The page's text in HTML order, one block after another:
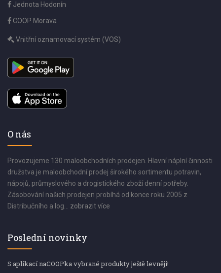
Jednota Hodonín
COOP Morava
Vnitřní oznamovací systém (VOS)
O nás
Provozujeme 130 maloobchodních prodejen. Hlavní náplní činnosti
družstva je maloobchodní prodej širokého sortimentu potravin,
nápojů, průmyslového a drogistického zboží denní potřeby.
Zásobování našich prodejen probíhá od konce roku 2005 z
Distribučního a log... zobrazit více
Poslední novinky
S aplikací naCOOPka vybrané produkty ještě levněji!